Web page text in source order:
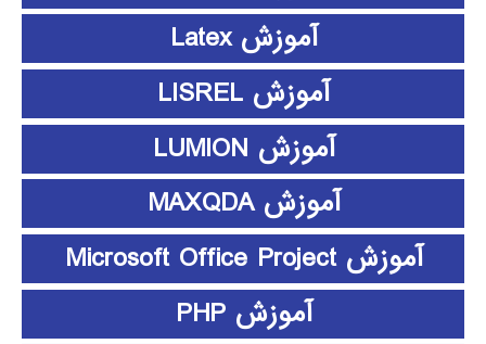
آموزش Latex
آموزش LISREL
آموزش LUMION
آموزش MAXQDA
آموزش Microsoft Office Project
آموزش PHP